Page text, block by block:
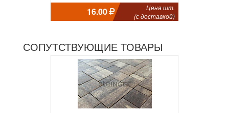
16.00
Цена шт.
(с доставкой)
СОПУТСТВУЮЩИЕ ТОВАРЫ